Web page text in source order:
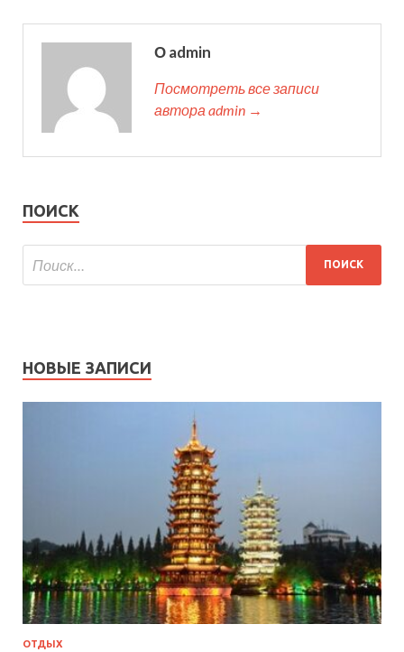
О admin
Посмотреть все записи
автора admin →
ПОИСК
НОВЫЕ ЗАПИСИ
ОТДЫХ